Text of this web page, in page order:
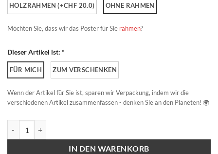
HOLZRAHMEN (+CHF 20.0) OHNE RAHMEN
Möchten Sie, dass wir das Poster für Sie rahmen?
Dieser Artikel ist: *
FÜR MICH ZUM VERSCHENKEN
Wenn der Artikel für Sie ist, sparen wir Verpackung, indem wir die
verschiedenen Artikel zusammenfassen - denken Sie an den Planeten! 🌍
IN DEN WARENKORB